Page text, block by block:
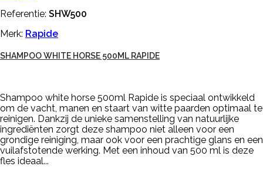
Referentie: SHW500
Merk: Rapide
SHAMPOO WHITE HORSE 500ML RAPIDE
Shampoo white horse 500ml Rapide is speciaal ontwikkeld
om de vacht, manen en staart van witte paarden optimaal te
reinigen. Dankzij de unieke samenstelling van natuurlijke
ingrediënten zorgt deze shampoo niet alleen voor een
grondige reiniging, maar ook voor een prachtige glans en een
vuilafstotende werking. Met een inhoud van 500 ml is deze
fles ideaal...